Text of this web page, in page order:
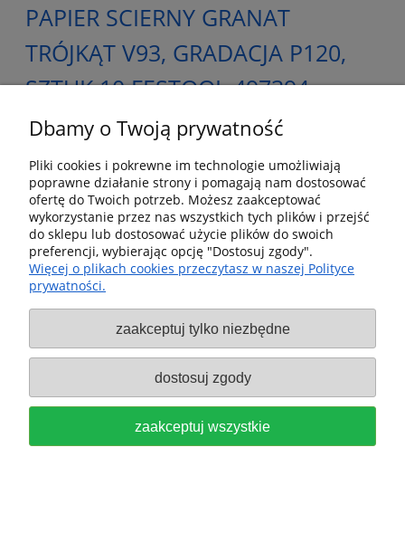
PAPIER SCIERNY GRANAT
TRÓJKĄT V93, GRADACJA P120,
SZTUK 10 FESTOOL 497394
1 Papier ścierny na rzep Granat
Trójkąt V93, GRADACJA P150
FESTOOL 497395-1
do koszyka
Dbamy o Twoją prywatność
Pliki cookies i pokrewne im technologie umożliwiają
poprawne działanie strony i pomagają nam dostosować
ofertę do Twoich potrzeb. Możesz zaakceptować
wykorzystanie przez nas wszystkich tych plików i przejść
do sklepu lub dostosować użycie plików do swoich
preferencji, wybierając opcję "Dostosuj zgody".
Więcej o plikach cookies przeczytasz w naszej Polityce
prywatności.
zaakceptuj tylko niezbędne
dostosuj zgody
zaakceptuj wszystkie